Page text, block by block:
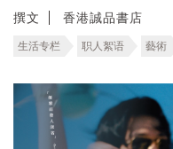
撰文 香港誠品書店
生活专栏 职人絮语 藝術